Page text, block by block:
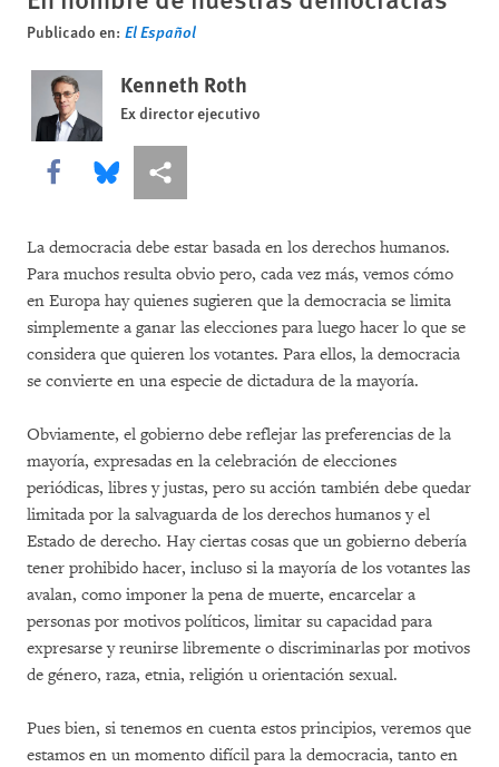
Publicado en: El Español
Kenneth Roth
Ex director ejecutivo
Share this via Facebook
Share this via Bluesky
Share this via Compartir
La democracia debe estar basada en los derechos humanos.
Para muchos resulta obvio pero, cada vez más, vemos cómo
en Europa hay quienes sugieren que la democracia se limita
simplemente a ganar las elecciones para luego hacer lo que se
considera que quieren los votantes. Para ellos, la democracia
se convierte en una especie de dictadura de la mayoría.
Obviamente, el gobierno debe reflejar las preferencias de la
mayoría, expresadas en la celebración de elecciones
periódicas, libres y justas, pero su acción también debe quedar
limitada por la salvaguarda de los derechos humanos y el
Estado de derecho. Hay ciertas cosas que un gobierno debería
tener prohibido hacer, incluso si la mayoría de los votantes las
avalan, como imponer la pena de muerte, encarcelar a
personas por motivos políticos, limitar su capacidad para
expresarse y reunirse libremente o discriminarlas por motivos
de género, raza, etnia, religión u orientación sexual.
Pues bien, si tenemos en cuenta estos principios, veremos que
estamos en un momento difícil para la democracia, tanto en